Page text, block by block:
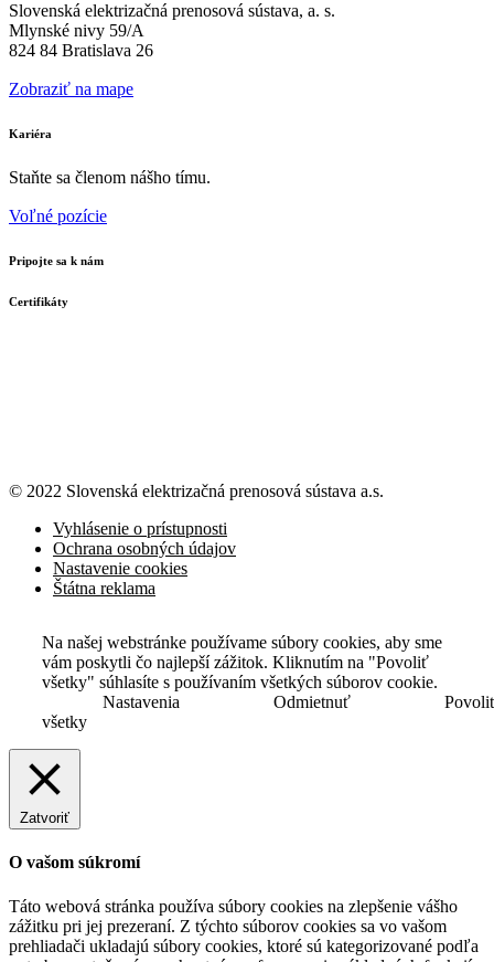
Slovenská elektrizačná prenosová sústava, a. s.
Mlynské nivy 59/A
824 84 Bratislava 26
Zobraziť na mape
Kariéra
Staňte sa členom nášho tímu.
Voľné pozície
Pripojte sa k nám
Certifikáty
© 2022 Slovenská elektrizačná prenosová sústava a.s.
Vyhlásenie o prístupnosti
Ochrana osobných údajov
Nastavenie cookies
Štátna reklama
Na našej webstránke používame súbory cookies, aby sme
vám poskytli čo najlepší zážitok. Kliknutím na "Povoliť
všetky" súhlasíte s používaním všetkých súborov cookie.
Nastavenia
Odmietnuť
všetky
Zatvoriť
O vašom súkromí
Táto webová stránka používa súbory cookies na zlepšenie vášho
zážitku pri jej prezeraní. Z týchto súborov cookies sa vo vašom
prehliadači ukladajú súbory cookies, ktoré sú kategorizované podľa